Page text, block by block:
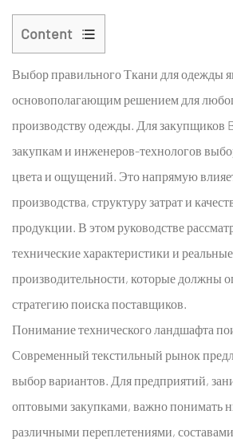
Content
1
Понимание
технического
ландшафта
текстиля
1.1
Ключевые
показатели
эффективности
оценки
структуры
2
Изучение
Выбор правильногоТкани для одежды
основополагающим решением для
производству одежды. Для закупщиков
закупкам и инженеров-технологов
цвета и ощущений. Это напрямую
производства, структуру затрат и
продукции. В этом руководстве
технические характеристики и
производительности, которые должны
стратегию поиска поставщиков.
Понимание технического ландшафта
Современный текстильный рынок
выбор вариантов. Для предприятий,
оптовыми закупками, важно понимать
различными переплетениями,